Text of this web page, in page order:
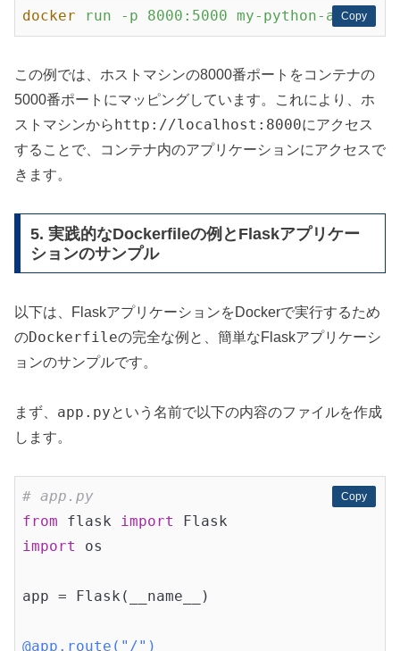
Copy
Copy
docker run -p 8000:5000 my-python-app
この例では、ホストマシンの8000番ポートをコンテナの
5000番ポートにマッピングしています。これにより、ホ
ストマシンからhttp://localhost:8000にアクセス
することで、コンテナ内のアプリケーションにアクセスで
きます。
5. 実践的なDockerfileの例とFlaskアプリケー
ションのサンプル
以下は、FlaskアプリケーションをDockerで実行するため
のDockerfileの完全な例と、簡単なFlaskアプリケーシ
ョンのサンプルです。
まず、 app.pyという名前で以下の内容のファイルを作成
します。
Copy
Copy
# app.py
from flask import
import
os
app = Flask(__name__)
@app.route("/")